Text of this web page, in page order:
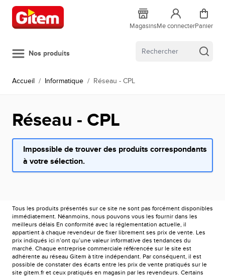
Allez au contenu
MagasinsMe connecterPanier
Nos produits
Accueil / Informatique / Réseau - CPL
Réseau - CPL
Impossible de trouver des produits correspondants
à votre sélection.
Tous les produits présentés sur ce site ne sont pas forcément disponibles
immédiatement. Néanmoins, nous pouvons vous les fournir dans les
meilleurs délais En conformité avec la réglementation actuelle, il
appartient à chaque revendeur de fixer librement ses prix de vente. Les
prix indiqués ici n’ont qu’une valeur informative des tendances du
marché. Chaque entreprise commerciale référencée sur le site est
adhérente au réseau Gitem à titre indépendant. Par conséquent, il est
possible de constater des écarts entre les prix de vente pratiqués sur le
site gitem.fr et ceux pratiqués en magasin par les revendeurs. Certains